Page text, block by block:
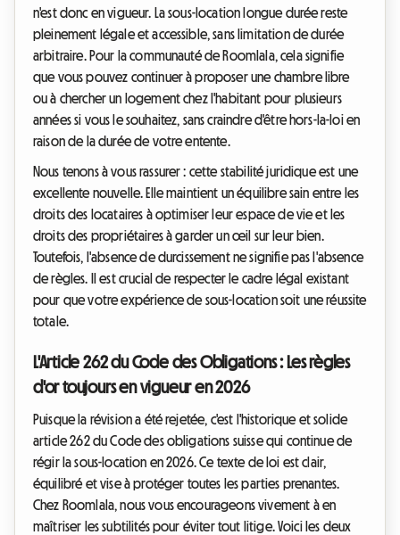
n'est donc en vigueur. La sous-location longue durée reste
pleinement légale et accessible, sans limitation de durée
arbitraire. Pour la communauté de Roomlala, cela signifie
que vous pouvez continuer à proposer une chambre libre
ou à chercher un logement chez l'habitant pour plusieurs
années si vous le souhaitez, sans craindre d'être hors-la-loi en
raison de la durée de votre entente.
Nous tenons à vous rassurer : cette stabilité juridique est une
excellente nouvelle. Elle maintient un équilibre sain entre les
droits des locataires à optimiser leur espace de vie et les
droits des propriétaires à garder un œil sur leur bien.
Toutefois, l'absence de durcissement ne signifie pas l'absence
de règles. Il est crucial de respecter le cadre légal existant
pour que votre expérience de sous-location soit une réussite
totale.
L'Article 262 du Code des Obligations : Les règles
d'or toujours en vigueur en 2026
Puisque la révision a été rejetée, c'est l'historique et solide
article 262 du Code des obligations suisse qui continue de
régir la sous-location en 2026. Ce texte de loi est clair,
équilibré et vise à protéger toutes les parties prenantes.
Chez Roomlala, nous vous encourageons vivement à en
maîtriser les subtilités pour éviter tout litige. Voici les deux